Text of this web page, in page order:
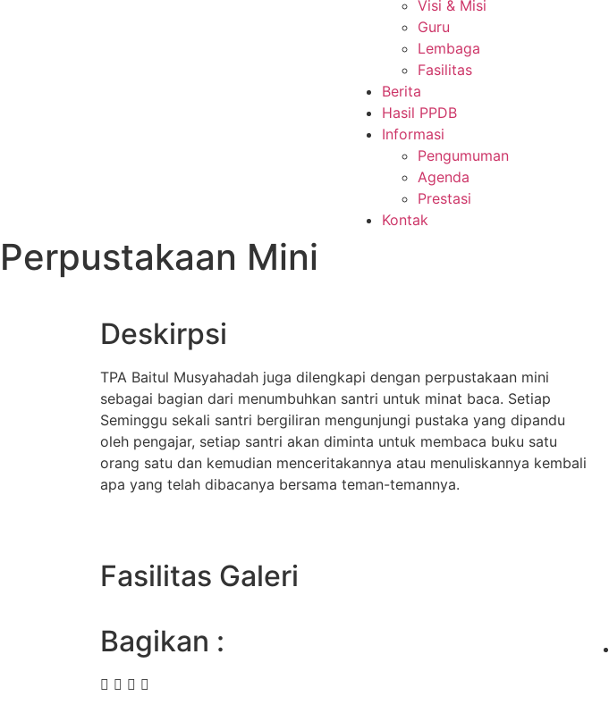
Visi & Misi
Guru
Lembaga
Fasilitas
Berita
Hasil PPDB
Informasi
Pengumuman
Agenda
Prestasi
Kontak
Perpustakaan Mini
Deskirpsi
TPA Baitul Musyahadah juga dilengkapi dengan perpustakaan mini
sebagai bagian dari menumbuhkan santri untuk minat baca. Setiap
Seminggu sekali santri bergiliran mengunjungi pustaka yang dipandu
oleh pengajar, setiap santri akan diminta untuk membaca buku satu
orang satu dan kemudian menceritakannya atau menuliskannya kembali
apa yang telah dibacanya bersama teman-temannya.
Fasilitas Galeri
Bagikan :